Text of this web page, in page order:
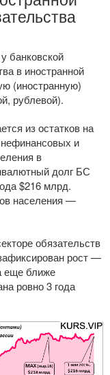
банковской
в иностранной
(иностранную)
рублевой).
из остатков на
и
в
долг БС
$216 млрд.
населения —
обязательств
рост —
еще ближе
ровно 3 года